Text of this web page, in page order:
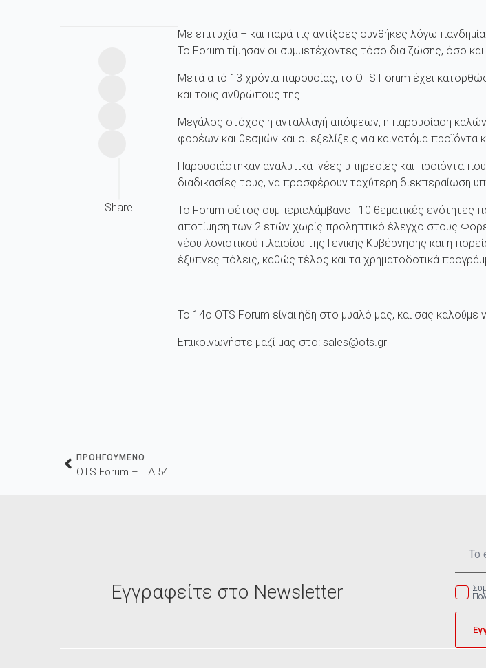
Share
Με επιτυχία – και παρά τις αντίξοες συνθήκες λόγω
Το Forum τίμησαν οι συμμετέχοντες τόσο δια ζώσης, όσο
Mετά από 13 χρόνια παρουσίας, το OTS Forum έχει
και τους ανθρώπους της.
Μεγάλος στόχος η ανταλλαγή απόψεων, η παρουσίαση
φορέων και θεσμών και οι εξελίξεις για καινοτόμα
Παρουσιάστηκαν αναλυτικά νέες υπηρεσίες και προϊόντα
διαδικασίες τους, να προσφέρουν ταχύτερη διεκπεραίωση
Το Forum φέτος συμπεριελάμβανε 10 θεματικές ενότητες
αποτίμηση των 2 ετών χωρίς προληπτικό έλεγχο στους
νέου λογιστικού πλαισίου της Γενικής Κυβέρνησης και η
έξυπνες πόλεις, καθώς τέλος και τα χρηματοδοτικά
To 14o OTS Forum είναι ήδη στο μυαλό μας, και σας καλούμε
Eπικοινωνήστε μαζί μας στο: sales@ots.gr
ΠΡΟΗΓΟΥΜΕΝΟ
OTS Forum – ΠΔ 54
Εγγραφείτε στο Newsletter